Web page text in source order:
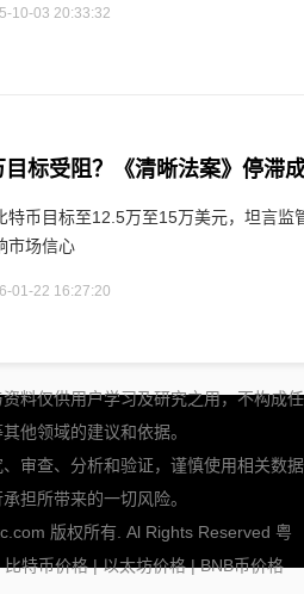
10-03 20:33:32
目标受阻？《清晰法案》停滞
特币目标至12.5万至15万美元，坦言监
市场信心
01-22 16:27:20
料仅供用户学习及研究之用，不构成任
他领域的建议和依据。
审查、分析和验证，谨慎使用相关数据
担所带来的一切风险。
版权所有. Al Rights Reserved 粤
比特币价格|以太坊价格|BNB币价格